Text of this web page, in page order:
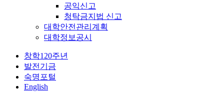
공익신고
청탁금지법 신고
대학안전관리계획
대학정보공시
창학120주년
발전기금
숙명포털
English